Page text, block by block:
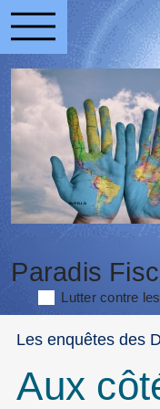
Paradis
Lutter contre
Les enquêtes des
Aux